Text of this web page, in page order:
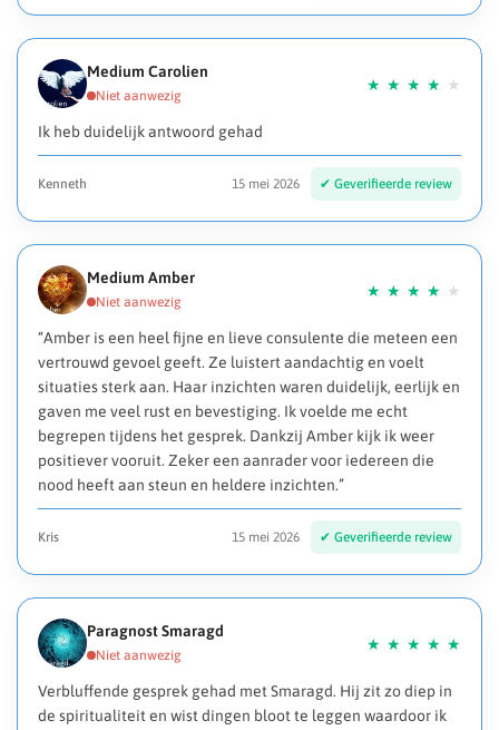
Medium Carolien
Ik heb duidelijk antwoord gehad
Kenneth 15 mei 2026
Medium Amber
“Amber is een heel fijne en lieve consulente die meteen een
vertrouwd gevoel geeft. Ze luistert aandachtig en voelt
situaties sterk aan. Haar inzichten waren duidelijk, eerlijk en
gaven me veel rust en bevestiging. Ik voelde me echt
begrepen tijdens het gesprek. Dankzij Amber kijk ik weer
positiever vooruit. Zeker een aanrader voor iedereen die
nood heeft aan steun en heldere inzichten.”
Kris 15 mei 2026
Paragnost Smaragd
Verbluffende gesprek gehad met Smaragd. Hij zit zo diep in
de spiritualiteit en wist dingen bloot te leggen waardoor ik